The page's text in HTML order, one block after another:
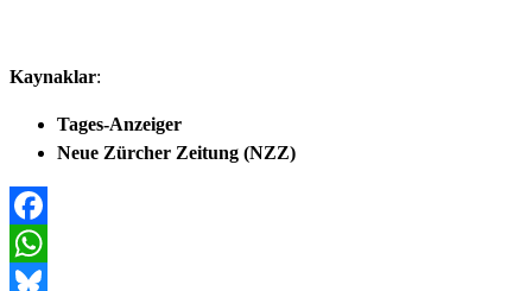
Kaynaklar:
Tages‑Anzeiger
Neue Zürcher Zeitung (NZZ)
Facebook
WhatsApp